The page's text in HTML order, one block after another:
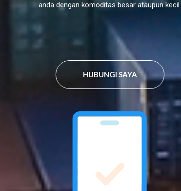
anda dengan komoditas besar ataupun kecil.
HUBUNGI SAYA